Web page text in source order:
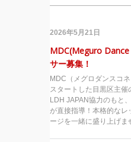
2026年5月21日
MDC(Meguro
サー募集！
MDC（メグロダンスコ
スタートした目黒区主催
LDH JAPAN協力のもと
が直接指導！本格的な
ージを一緒に盛り上げ